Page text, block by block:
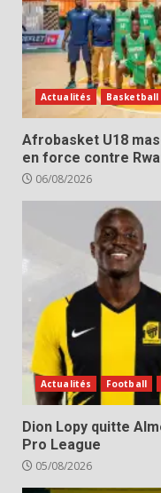
Actualités Basketball
Afrobasket U18
en force contre
06/08/2026
Actualités Football
Dion Lopy quitte
Pro League
05/08/2026